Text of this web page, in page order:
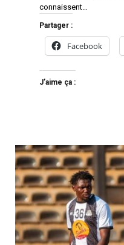
connaissent…
Partager :
Facebook
J’aime ça :